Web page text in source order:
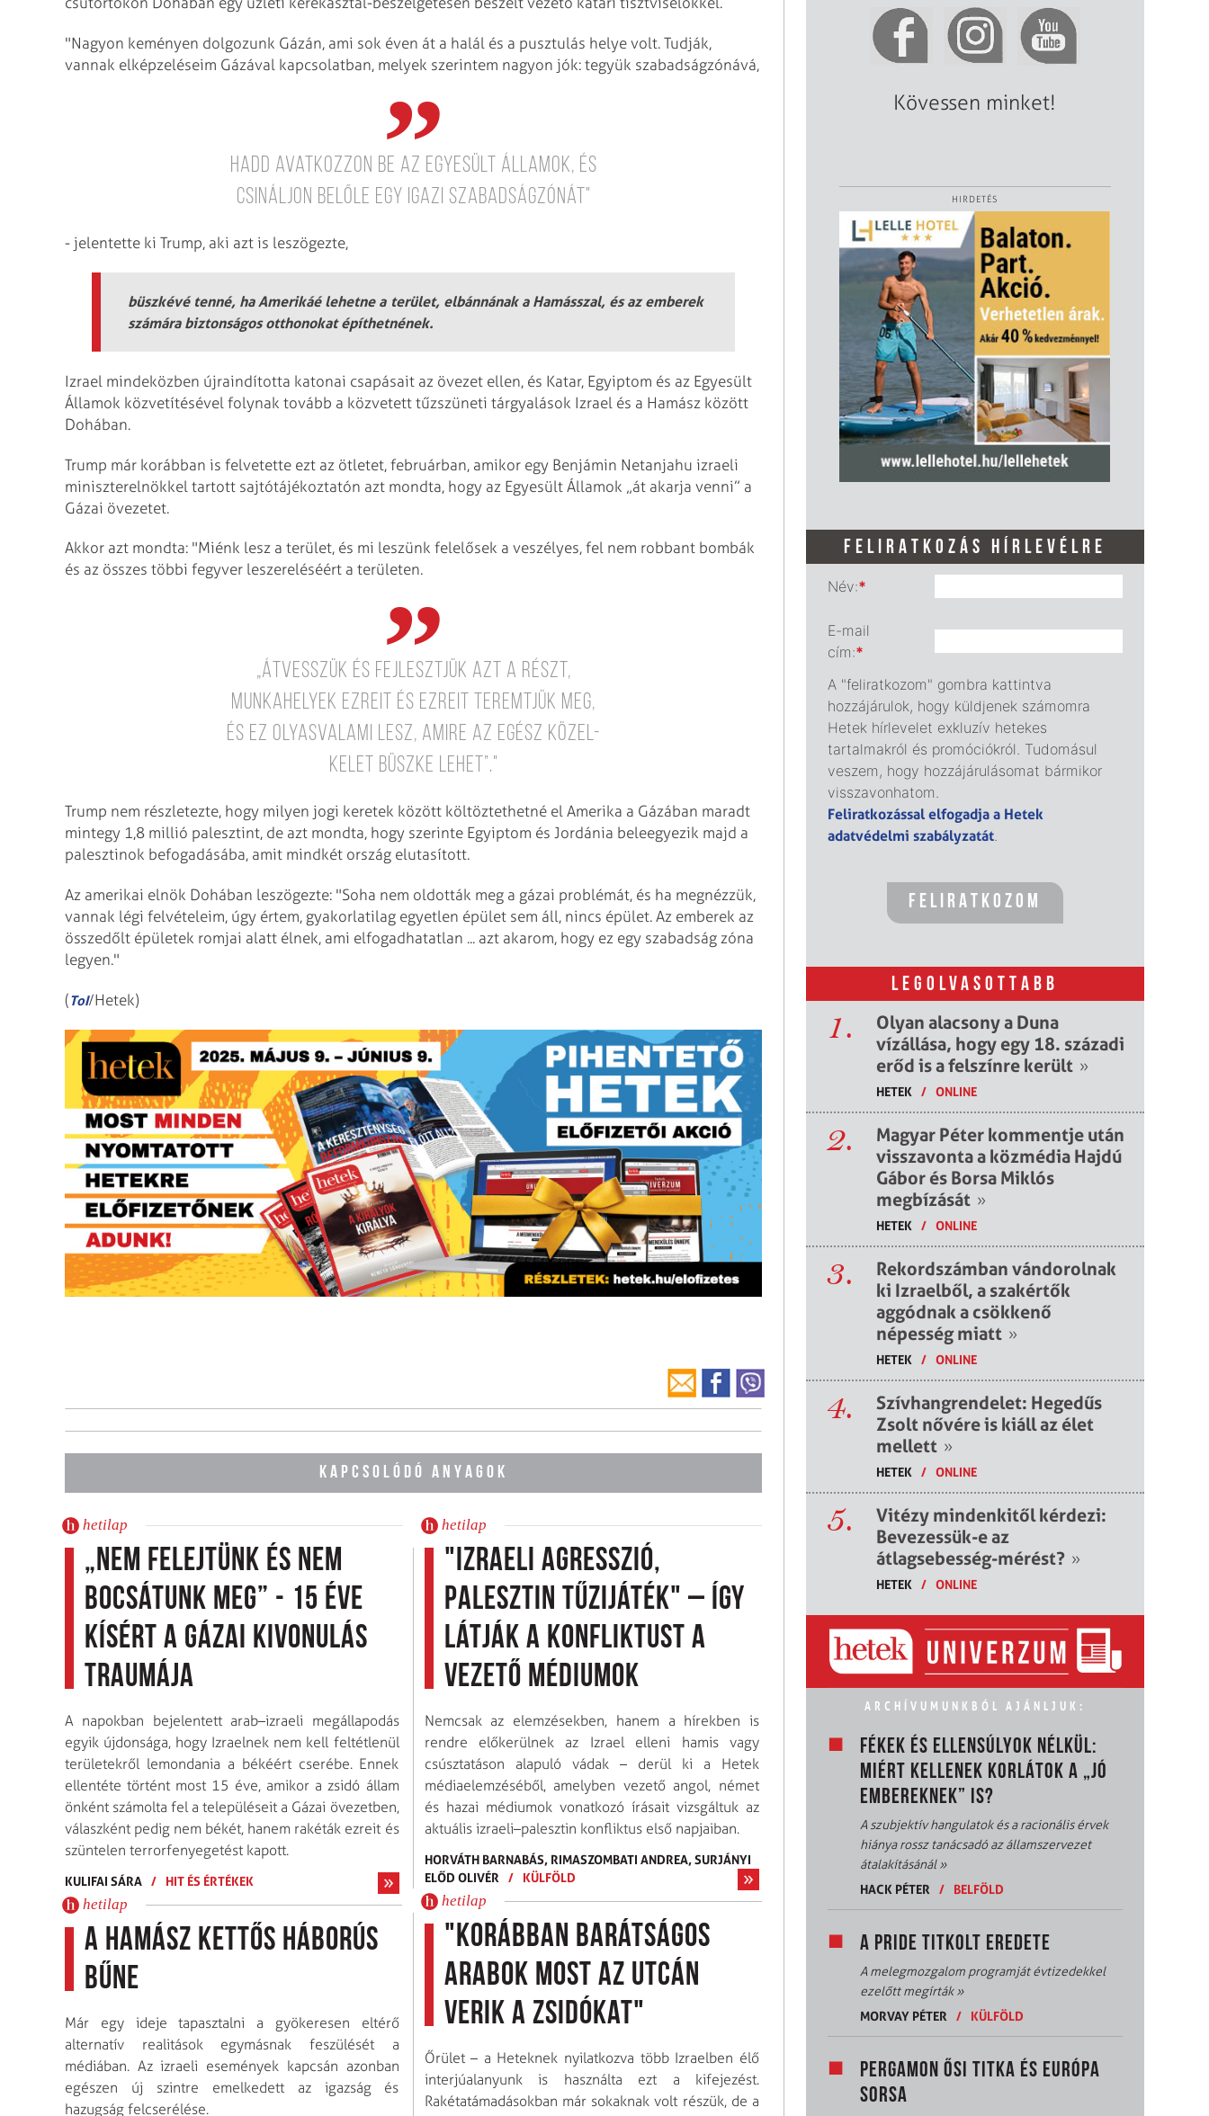
"Nagyon keményen dolgozunk Gázán, ami sok éven át a halál és a pusztulás helye volt. Tudják,
vannak elképzeléseim Gázával kapcsolatban, melyek szerintem nagyon jók: tegyük szabadságzónává,
hadd avatkozzon be az Egyesült Államok, és
csináljon belőle egy igazi szabadságzónát"
- jelentette ki Trump, aki azt is leszögezte,
büszkévé tenné, ha Amerikáé lehetne a terület, elbánnának a Hamásszal, és az emberek
számára biztonságos otthonokat építhetnének.
Izrael mindeközben újraindította katonai csapásait az övezet ellen, és Katar, Egyiptom és az Egyesült
Államok közvetítésével folynak tovább a közvetett tűzszüneti tárgyalások Izrael és a Hamász között
Dohában.
Trump már korábban is felvetette ezt az ötletet, februárban, amikor egy Benjámin Netanjahu izraeli
miniszterelnökkel tartott sajtótájékoztatón azt mondta, hogy az Egyesült Államok „át akarja venni” a
Gázai övezetet.
Akkor azt mondta: "Miénk lesz a terület, és mi leszünk felelősek a veszélyes, fel nem robbant bombák
és az összes többi fegyver leszereléséért a területen.
„Átvesszük és fejlesztjük azt a részt,
munkahelyek ezreit és ezreit teremtjük meg,
és ez olyasvalami lesz, amire az egész Közel-
Kelet büszke lehet”."
Trump nem részletezte, hogy milyen jogi keretek között költöztethetné el Amerika a Gázában maradt
mintegy 1,8 millió palesztint, de azt mondta, hogy szerinte Egyiptom és Jordánia beleegyezik majd a
palesztinok befogadásába, amit mindkét ország elutasított.
Az amerikai elnök Dohában leszögezte: "Soha nem oldották meg a gázai problémát, és ha megnézzük,
vannak légi felvételeim, úgy értem, gyakorlatilag egyetlen épület sem áll, nincs épület. Az emberek az
összedőlt épületek romjai alatt élnek, ami elfogadhatatlan ... azt akarom, hogy ez egy szabadság zóna
legyen."
(ToI/Hetek)
KAPCSOLÓDÓ ANYAGOK
hetilap
„Nem felejtünk és nem
bocsátunk meg” - 15 éve
kísért a gázai kivonulás
traumája
A napokban bejelentett arab–izraeli megállapodás
egyik újdonsága, hogy Izraelnek nem kell feltétlenül
területekről lemondania a békéért cserébe. Ennek
ellentéte történt most 15 éve, amikor a zsidó állam
önként számolta fel a településeit a Gázai övezetben,
válaszként pedig nem békét, hanem rakéták ezreit és
szüntelen terrorfenyegetést kapott.
KULIFAI SÁRA / HIT ÉS ÉRTÉKEK
hetilap
A Hamász kettős háborús
bűne
Már egy ideje tapasztalni a gyökeresen eltérő
alternatív realitások egymásnak feszülését a
médiában. Az izraeli események kapcsán azonban
egészen új szintre emelkedett az igazság és
hazugság felcserélése.
hetilap
"Izraeli agresszió,
palesztin tűzijáték" – így
látják a konfliktust a
vezető médiumok
Nemcsak az elemzésekben, hanem a hírekben is
rendre előkerülnek az Izrael elleni hamis vagy
csúsztatáson alapuló vádak – derül ki a Hetek
médiaelemzéséből, amelyben vezető angol, német
és hazai médiumok vonatkozó írásait vizsgáltuk az
aktuális izraeli–palesztin konfliktus első napjaiban.
HORVÁTH BARNABÁS, RIMASZOMBATI ANDREA,SURJÁNYI
ELŐD OLIVÉR
/ KÜLFÖLD
hetilap
"Korábban barátságos
arabok most az utcán
verik a zsidókat"
Őrület – a Heteknek nyilatkozva több Izraelben élő
interjúalanyunk is használta ezt a kifejezést.
Rakétatámadásokban már sokaknak volt részük, de a
Kövessen minket!
HIRDETÉS
FELIRATKOZÁS HÍRLEVÉLRE
Név:*
E-mail
cím:*
A "feliratkozom" gombra kattintva
hozzájárulok, hogy küldjenek számomra
Hetek hírlevelet exkluzív hetekes
tartalmakról és promóciókról. Tudomásul
veszem, hogy hozzájárulásomat bármikor
visszavonhatom.
Feliratkozással elfogadja a Hetek
adatvédelmi szabályzatát
LEGOLVASOTTABB
1.
Olyan alacsony a Duna
vízállása, hogy egy 18. századi
erőd is a felszínre került »
HETEK / ONLINE
2.
Magyar Péter kommentje után
visszavonta a közmédia Hajdú
Gábor és Borsa Miklós
megbízását »
HETEK / ONLINE
3.
Rekordszámban vándorolnak
ki Izraelből, a szakértők
aggódnak a csökkenő
népesség miatt »
HETEK / ONLINE
4.
Szívhangrendelet: Hegedűs
Zsolt nővére is kiáll az élet
mellett »
HETEK / ONLINE
5.
Vitézy mindenkitől kérdezi:
Bevezessük-e az
átlagsebesség-mérést? »
HETEK / ONLINE
ARCHÍVUMUNKBÓL AJÁNLJUK:
FÉKEK ÉS ELLENSÚLYOK NÉLKÜL:
MIÉRT KELLENEK KORLÁTOK A „JÓ
EMBEREKNEK” IS?
A szubjektív hangulatok és a racionális érvek
hiánya rossz tanácsadó az államszervezet
átalakításánál»
HACK PÉTER
/ BELFÖLD
A PRIDE TITKOLT EREDETE
A melegmozgalom programját évtizedekkel
ezelőtt megírták»
MORVAY PÉTER
/ KÜLFÖLD
PERGAMON ŐSI TITKA ÉS EURÓPA
SORSA